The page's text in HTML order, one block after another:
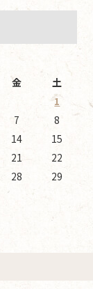
金 土
1
7
8
14
15
21
22
28
29